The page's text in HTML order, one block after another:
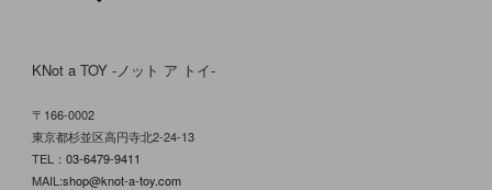
KNot a TOY -ノット ア トイ-
〒166-0002
東京都杉並区高円寺北2-24-13
TEL： 03-6479-9411
MAIL:shop@knot-a-toy.com